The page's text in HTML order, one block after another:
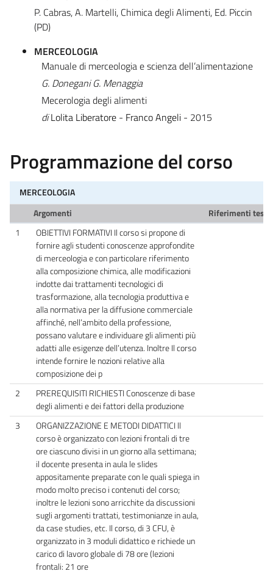
P. Cabras, A. Martelli, Chimica degli Alimenti, Ed. Piccin
(PD)
MERCEOLOGIA
Manuale di merceologia e scienza dell’alimentazione
G. Donegani G. Menaggia
Mecerologia degli alimenti
diLolita Liberatore- Franco Angeli- 2015
Programmazione del corso
MERCEOLOGIA
Argomenti
Riferimenti testi
1
OBIETTIVI FORMATIVI Il corso si propone di
fornire agli studenti conoscenze approfondite
di merceologia e con particolare riferimento
alla composizione chimica, alle modificazioni
indotte dai trattamenti tecnologici di
trasformazione, alla tecnologia produttiva e
alla normativa per la diffusione commerciale
affinché, nell’ambito della professione,
possano valutare e individuare gli alimenti più
adatti alle esigenze dell’utenza. Inoltre Il corso
intende fornire le nozioni relative alla
composizione dei p
2
PREREQUISITI RICHIESTI Conoscenze di base
degli alimenti e dei fattori della produzione
3
ORGANIZZAZIONE E METODI DIDATTICI ll
corso è organizzato con lezioni frontali di tre
ore ciascuno divisi in un giorno alla settimana;
il docente presenta in aula le slides
appositamente preparate con le quali spiega in
modo molto preciso i contenuti del corso;
inoltre le lezioni sono arricchite da discussioni
sugli argomenti trattati, testimonianze in aula,
da case studies, etc. Il corso, di 3 CFU, è
organizzato in 3 moduli didattico e richiede un
carico di lavoro globale di 78 ore (lezioni
frontali: 21 ore